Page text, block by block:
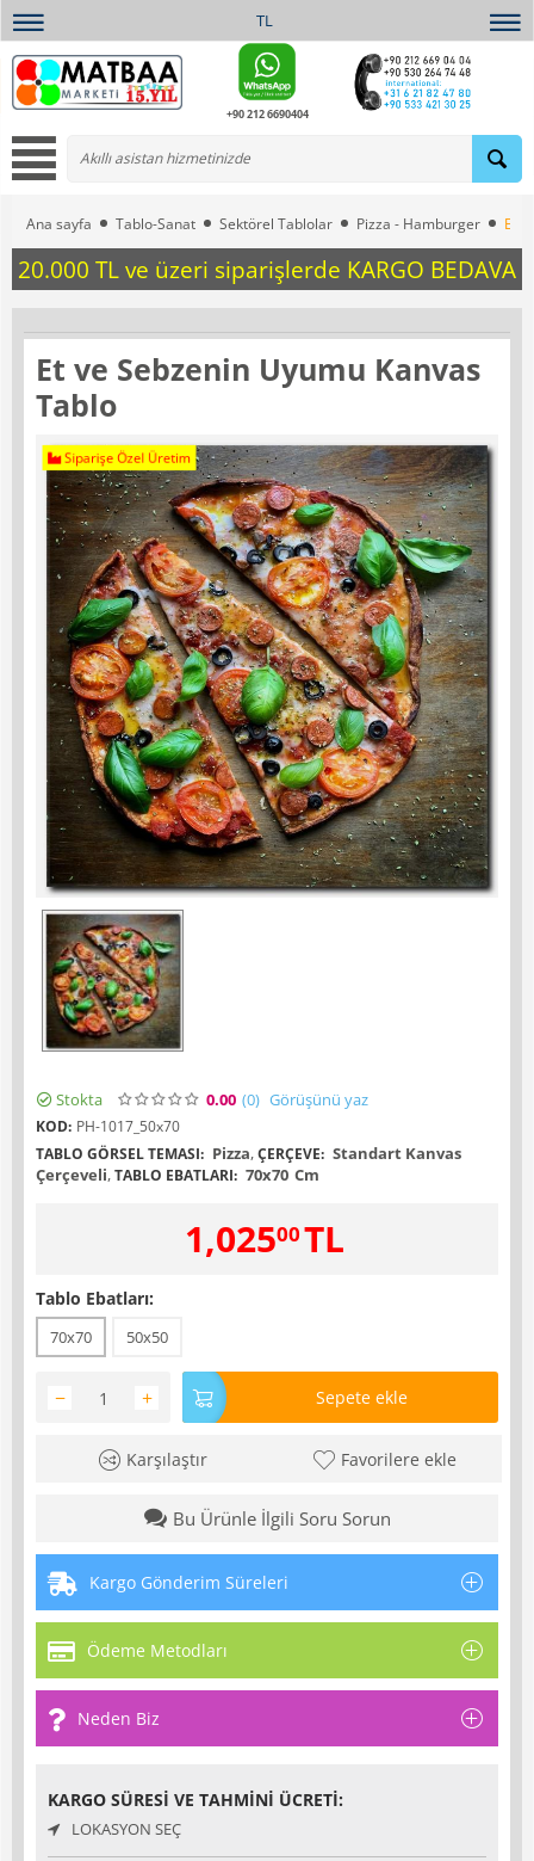
TL
+90 212 6690404
Ana sayfa Tablo-Sanat Sektörel Tablolar Pizza - Hamburger Et
20.000 TL ve üzeri siparişlerde KARGO BEDAVA
Et ve Sebzenin Uyumu Kanvas
Tablo
Siparişe Özel Üretim
Stokta 0.00 (0) Görüşünü yaz
KOD: PH-1017_50x70
TABLO GÖRSEL TEMASI: Pizza,ÇERÇEVE: Standart Kanvas
Çerçeveli,TABLO EBATLARI: 70x70 Cm
1,02500TL
Tablo Ebatları:
70x70 50x50
+
− Sepete ekle
Karşılaştır Favorilere ekle
Bu Ürünle İlgili Soru Sorun
Kargo Gönderim Süreleri
Ödeme Metodları
Neden Biz
KARGO SÜRESI VE TAHMINI ÜCRETI:
LOKASYON SEÇ